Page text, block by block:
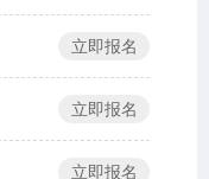
立即报名
立即报名
立即报名